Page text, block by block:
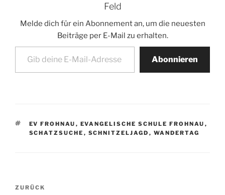
Feld
Melde dich für ein Abonnement an, um die neuesten
Beiträge per E-Mail zu erhalten.
Gib deine E-Mail-Adresse ein ...
Abonnieren
SCHLAGWÖRTER
EV FROHNAU , EVANGELISCHE SCHULE FROHNAU ,
SCHATZSUCHE , SCHNITZELJAGD , WANDERTAG
Beitragsnavigation
Vorheriger
ZURÜCK